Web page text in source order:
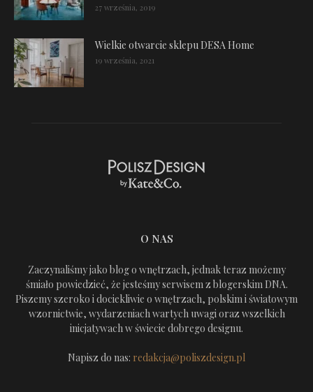
27 września, 2019
Wielkie otwarcie sklepu DESA Home
19 września, 2021
O NAS
Zaczynaliśmy jako blog o wnętrzach, jednak teraz możemy
śmiało powiedzieć, że jesteśmy serwisem z blogerskim DNA.
Piszemy szeroko i dociekliwie o wnętrzach, polskim i światowym
wzornictwie, wydarzeniach wartych uwagi oraz wszelkich
inicjatywach w świecie dobrego designu.
Napisz do nas: redakcja@poliszdesign.pl